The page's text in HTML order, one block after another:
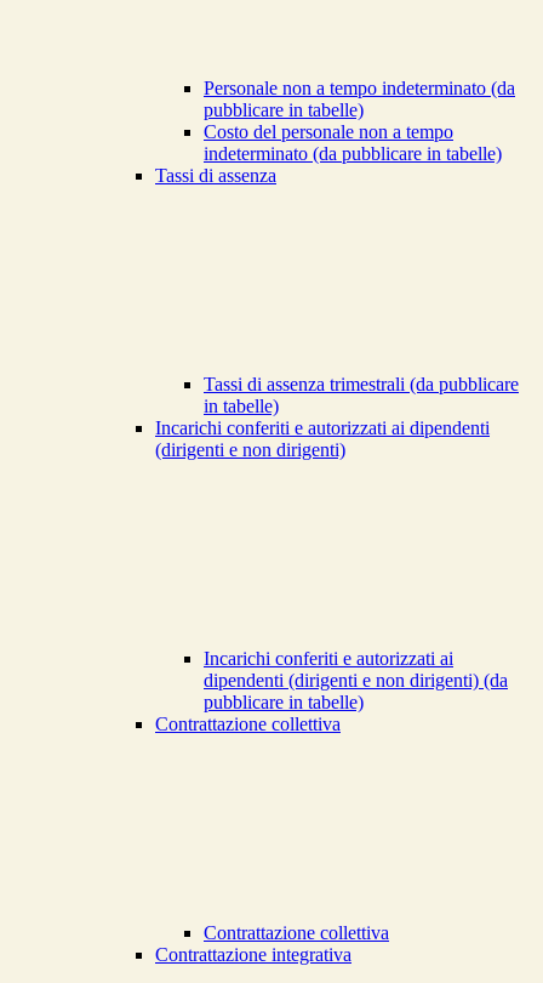
Personale non a tempo indeterminato (da
pubblicare in tabelle)
Costo del personale non a tempo
indeterminato (da pubblicare in tabelle)
Tassi di assenza
Tassi di assenza trimestrali (da pubblicare
in tabelle)
Incarichi conferiti e autorizzati ai dipendenti
(dirigenti e non dirigenti)
Incarichi conferiti e autorizzati ai
dipendenti (dirigenti e non dirigenti) (da
pubblicare in tabelle)
Contrattazione collettiva
Contrattazione collettiva
Contrattazione integrativa